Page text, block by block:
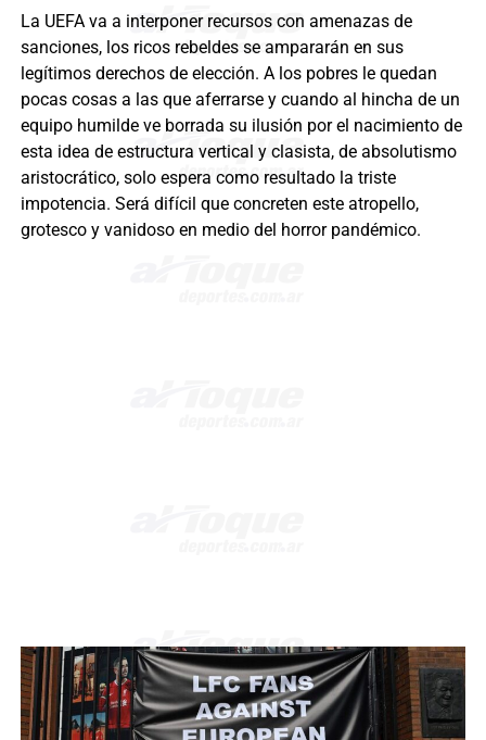
La UEFA va a interponer recursos con amenazas de
sanciones, los ricos rebeldes se ampararán en sus
legítimos derechos de elección. A los pobres le quedan
pocas cosas a las que aferrarse y cuando al hincha de un
equipo humilde ve borrada su ilusión por el nacimiento de
esta idea de estructura vertical y clasista, de absolutismo
aristocrático, solo espera como resultado la triste
impotencia. Será difícil que concreten este atropello,
grotesco y vanidoso en medio del horror pandémico.